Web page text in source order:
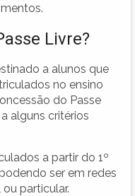
Livre?
a alunos que
no ensino
do Passe
alguns critérios
a partir do 1º
ser em redes
particular.